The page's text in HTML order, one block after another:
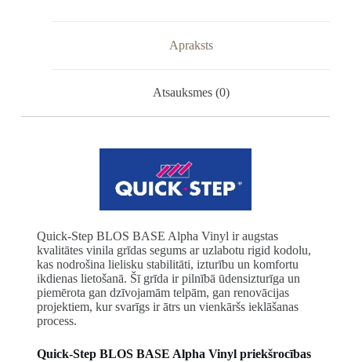
Apraksts
Atsauksmes (0)
Quick-Step BLOS BASE Alpha Vinyl ir augstas
kvalitātes vinila grīdas segums ar uzlabotu rigid kodolu,
kas nodrošina lielisku stabilitāti, izturību un komfortu
ikdienas lietošanā. Šī grīda ir pilnībā ūdensizturīga un
piemērota gan dzīvojamām telpām, gan renovācijas
projektiem, kur svarīgs ir ātrs un vienkāršs ieklāšanas
process.
Quick-Step BLOS BASE Alpha Vinyl priekšrocības